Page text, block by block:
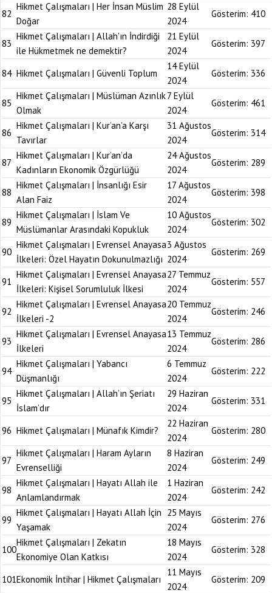
82
Hikmet Çalışmaları | Her İnsan Müslim
Doğar
28 Eylül
2024
Gösterim: 410
83
Hikmet Çalışmaları | Allah’ın İndirdiği
ile Hükmetmek ne demektir?
21 Eylül
2024
Gösterim: 397
84 Hikmet Çalışmaları | Güvenli Toplum
14 Eylül
2024
Gösterim: 336
85
Hikmet Çalışmaları | Müslüman Azınlık
Olmak
7 Eylül
2024
Gösterim: 461
86
Hikmet Çalışmaları | Kur’an’a Karşı
Tavırlar
31 Ağustos
2024
Gösterim: 314
87
Hikmet Çalışmaları | Kur’an’da
Kadınların Ekonomik Özgürlüğü
24 Ağustos
2024
Gösterim: 289
88
Hikmet Çalışmaları | İnsanlığı Esir
Alan Faiz
17 Ağustos
2024
Gösterim: 398
89
Hikmet Çalışmaları | İslam Ve
Müslümanlar Arasındaki Kopukluk
10 Ağustos
2024
Gösterim: 302
90
Hikmet Çalışmaları | Evrensel Anayasa
İlkeleri: Özel Hayatın Dokunulmazlığı
3 Ağustos
2024
Gösterim: 269
91
Hikmet Çalışmaları | Evrensel Anayasa
İlkeleri: Kişisel Sorumluluk İlkesi
27 Temmuz
2024
Gösterim: 557
92
Hikmet Çalışmaları | Evrensel Anayasa
İlkeleri -2
20 Temmuz
2024
Gösterim: 246
93
Hikmet Çalışmaları | Evrensel Anayasa
İlkeleri
13 Temmuz
2024
Gösterim: 286
94
Hikmet Çalışmaları | Yabancı
Düşmanlığı
6 Temmuz
2024
Gösterim: 222
95
Hikmet Çalışmaları | Allah’ın Şeriatı
İslam’dır
29 Haziran
2024
Gösterim: 331
96 Hikmet Çalışmaları | Münafık Kimdir?
22 Haziran
2024
Gösterim: 280
97
Hikmet Çalışmaları | Haram Ayların
Evrenselliği
8 Haziran
2024
Gösterim: 249
98
Hikmet Çalışmaları | Hayatı Allah ile
Anlamlandırmak
1 Haziran
2024
Gösterim: 242
99
Hikmet Çalışmaları | Hayatı Allah İçin
Yaşamak
25 Mayıs
2024
Gösterim: 276
100
Hikmet Çalışmaları | Zekatın
Ekonomiye Olan Katkısı
18 Mayıs
2024
Gösterim: 328
101Ekonomik İntihar | Hikmet Çalışmaları
11 Mayıs
2024
Gösterim: 209